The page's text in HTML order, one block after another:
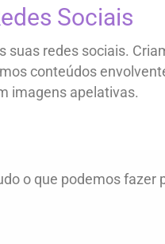
Sociais
suas redes sociais.
conteúdos
imagens apelativas.
o que podemos fazer